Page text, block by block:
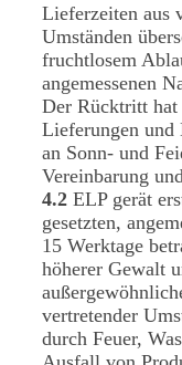
Lieferzeiten aus
Umständen
fruchtlosem
angemessenen
Der Rücktritt
Lieferungen und
an Sonn- und
Vereinbarung
4.2 ELP gerät
gesetzten,
15 Werktage
höherer Gewalt
vertretender
durch Feuer,